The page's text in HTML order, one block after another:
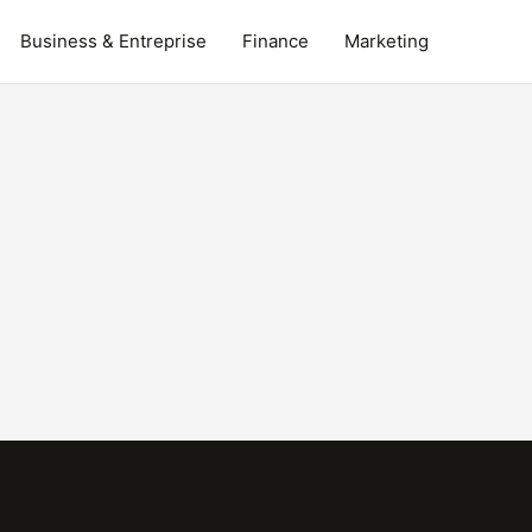
Business & Entreprise Finance Marketing